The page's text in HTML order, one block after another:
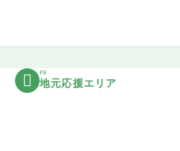
 PR
地元応援エリア